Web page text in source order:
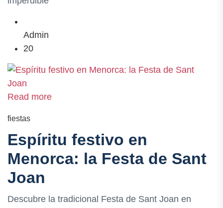
Admin
20
Read more
fiestas
Espíritu festivo en
Menorca: la Festa de Sant
Joan
Descubre la tradicional Festa de Sant Joan en